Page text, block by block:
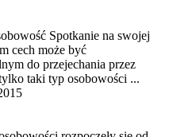
Spotkanie na swojej
cech może być
do przejechania przez
taki typ osobowości ...